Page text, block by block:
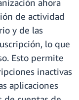
ahora
de actividad
y de las
lo que
Esto permite
inactivas
aplicaciones